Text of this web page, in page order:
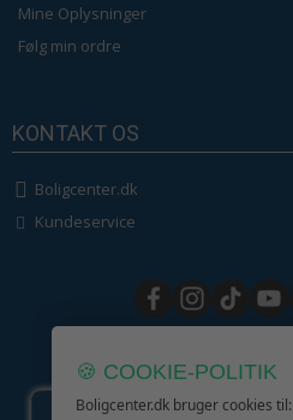
Mine Oplysninger
Følg min ordre
KONTAKT OS
Boligcenter.dk
Kundeservice
GIV GLÆDE MED
🍪 COOKIE-POLITIK
Boligcenter.dk bruger cookies til: